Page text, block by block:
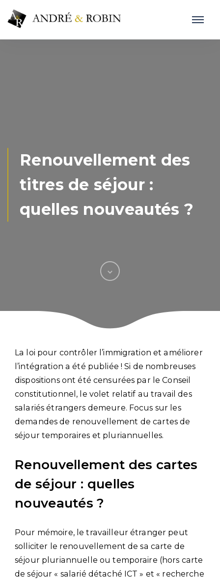
Renouvellement des
titres de séjour :
quelles nouveautés ?
La loi pour contrôler l’immigration et améliorer
l’intégration a été publiée ! Si de nombreuses
dispositions ont été censurées par le Conseil
constitutionnel, le volet relatif au travail des
salariés étrangers demeure. Focus sur les
demandes de renouvellement de cartes de
séjour temporaires et pluriannuelles.
Renouvellement des cartes
de séjour : quelles
nouveautés ?
Pour mémoire, le travailleur étranger peut
solliciter le renouvellement de sa carte de
séjour pluriannuelle ou temporaire (hors carte
de séjour « salarié détaché ICT » et « recherche